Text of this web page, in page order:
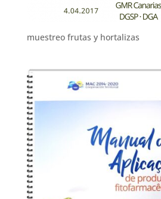
muestreo frutas y hortalizas